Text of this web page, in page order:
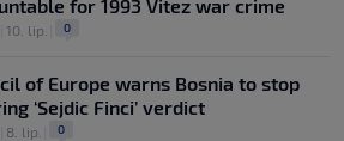
for 1993 Vitez war crime
10. lip. 0
of Europe warns Bosnia to stop
‘Sejdic Finci’ verdict
8. lip. 0